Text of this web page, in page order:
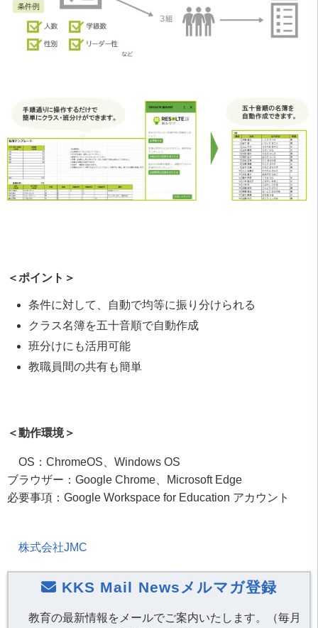
＜ポイント＞
条件に対して、自動で均等に振り分けられる
クラス名簿を五十音順で自動作成
班分けにも活用可能
教職員間の共有も簡単
＜動作環境＞
OS：ChromeOS、Windows OS
ブラウザー：Google Chrome、Microsoft Edge
必要事項：Google Workspace for Education アカウント
株式会社JMC
KKS Mail Newsメルマガ登録
教育の最新情報をメールでご案内いたします。（毎月